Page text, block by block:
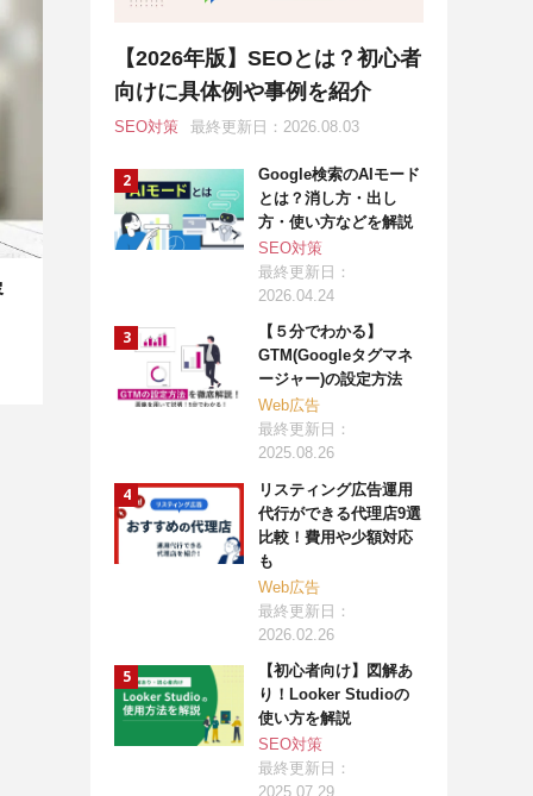
【2026年版】SEOとは？初心者
向けに具体例や事例を紹介
SEO対策 最終更新日：2026.08.03
Google検索のAIモード
とは？消し方・出し
方・使い方などを解説
SEO対策
最終更新日：
2026.04.24
【５分でわかる】
GTM(Googleタグマネ
ージャー)の設定方法
Web広告
最終更新日：
2025.08.26
リスティング広告運用
代行ができる代理店9選
比較！費用や少額対応
も
Web広告
最終更新日：
2026.02.26
【初心者向け】図解あ
り！Looker Studioの
使い方を解説
SEO対策
最終更新日：
2025.07.29